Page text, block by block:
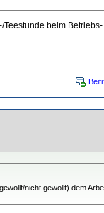
beim
nicht gewollt) dem